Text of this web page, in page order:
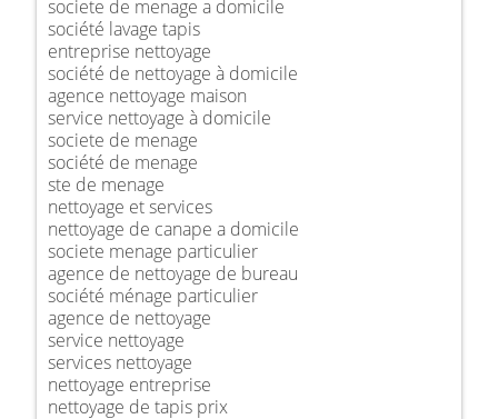
societe de menage a domicile
société lavage tapis
entreprise nettoyage
société de nettoyage à domicile
agence nettoyage maison
service nettoyage à domicile
societe de menage
société de menage
ste de menage
nettoyage et services
nettoyage de canape a domicile
societe menage particulier
agence de nettoyage de bureau
société ménage particulier
agence de nettoyage
service nettoyage
services nettoyage
nettoyage entreprise
nettoyage de tapis prix